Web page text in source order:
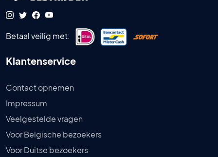
Betaal veilig met:
Klantenservice
Contact opnemen
Impressum
Veelgestelde vragen
Voor Belgische bezoekers
Voor Duitse bezoekers